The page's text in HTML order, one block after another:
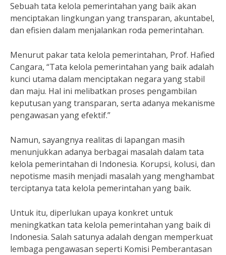
Sebuah tata kelola pemerintahan yang baik akan
menciptakan lingkungan yang transparan, akuntabel,
dan efisien dalam menjalankan roda pemerintahan.
Menurut pakar tata kelola pemerintahan, Prof. Hafied
Cangara, “Tata kelola pemerintahan yang baik adalah
kunci utama dalam menciptakan negara yang stabil
dan maju. Hal ini melibatkan proses pengambilan
keputusan yang transparan, serta adanya mekanisme
pengawasan yang efektif.”
Namun, sayangnya realitas di lapangan masih
menunjukkan adanya berbagai masalah dalam tata
kelola pemerintahan di Indonesia. Korupsi, kolusi, dan
nepotisme masih menjadi masalah yang menghambat
terciptanya tata kelola pemerintahan yang baik.
Untuk itu, diperlukan upaya konkret untuk
meningkatkan tata kelola pemerintahan yang baik di
Indonesia. Salah satunya adalah dengan memperkuat
lembaga pengawasan seperti Komisi Pemberantasan